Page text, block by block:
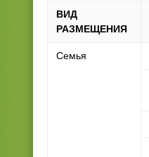
ВИД
РАЗМЕЩЕНИЯ
Семья